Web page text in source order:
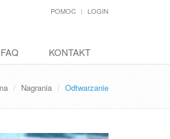
POMOC LOGIN
FAQ KONTAKT
Nagrania Odtwarzanie